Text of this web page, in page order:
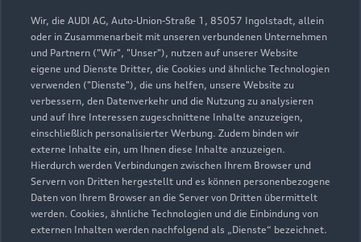
Wir, die AUDI AG, Auto-Union-Straße 1, 85057 Ingolstadt, allein
oder in Zusammenarbeit mit unseren verbundenen Unternehmen
und Partnern ("Wir", "Unser"), nutzen auf unserer Website
eigene und Dienste Dritter, die Cookies und ähnliche Technologien
verwenden ("Dienste"), die uns helfen, unsere Website zu
verbessern, den Datenverkehr und die Nutzung zu analysieren
und auf Ihre Interessen zugeschnittene Inhalte anzuzeigen,
einschließlich personalisierter Werbung. Zudem binden wir
externe Inhalte ein, um Ihnen diese Inhalte anzuzeigen.
Hierdurch werden Verbindungen zwischen Ihrem Browser und
Servern von Dritten hergestellt und es können personenbezogene
Daten von Ihrem Browser an die Server von Dritten übermittelt
werden. Cookies, ähnliche Technologien und die Einbindung von
externen Inhalten werden nachfolgend als „Dienste“ bezeichnet.